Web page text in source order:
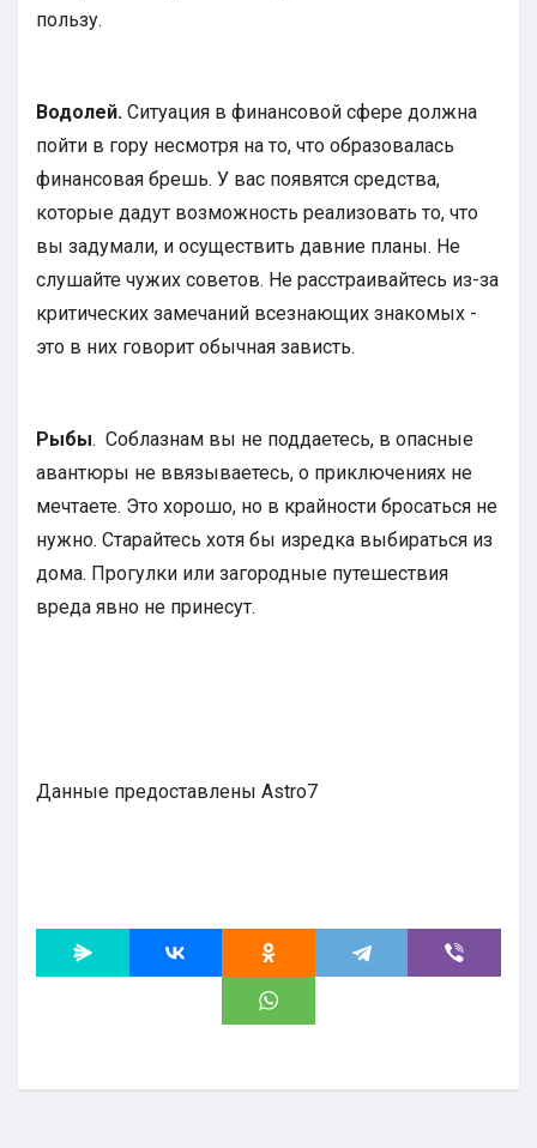
пользу.
Водолей. Ситуация в финансовой сфере должна
пойти в гору несмотря на то, что образовалась
финансовая брешь. У вас появятся средства,
которые дадут возможность реализовать то, что
вы задумали, и осуществить давние планы. Не
слушайте чужих советов. Не расстраивайтесь из-за
критических замечаний всезнающих знакомых -
это в них говорит обычная зависть.
Рыбы. Соблазнам вы не поддаетесь, в опасные
авантюры не ввязываетесь, о приключениях не
мечтаете. Это хорошо, но в крайности бросаться не
нужно. Старайтесь хотя бы изредка выбираться из
дома. Прогулки или загородные путешествия
вреда явно не принесут.
Данные предоставлены Astro7